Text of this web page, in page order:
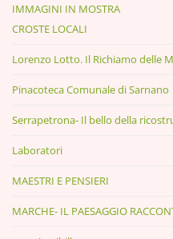
IMMAGINI IN MOSTRA
CROSTE LOCALI
Lorenzo Lotto. Il Richiamo delle
Pinacoteca Comunale di Sarnano
Serrapetrona- Il bello della
Laboratori
MAESTRI E PENSIERI
MARCHE- IL PAESAGGIO